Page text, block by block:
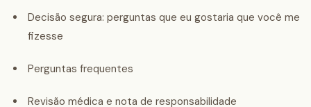
Decisão segura: perguntas que eu gostaria que você me
fizesse
Perguntas frequentes
Revisão médica e nota de responsabilidade